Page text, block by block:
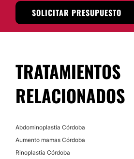
SOLICITAR PRESUPUESTO
TRATAMIENTOS
RELACIONADOS
Abdominoplastía Córdoba
Aumento mamas Córdoba
Rinoplastia Córdoba